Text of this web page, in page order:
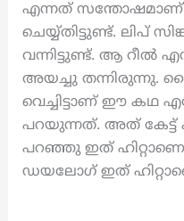
എന്നത് സന്തോഷമാണ്.
ചെയ്യ്‌തിട്ടുണ്ട്. ലിപ്
വന്നിട്ടുണ്ട്. ആ
അയച്ചു തന്നിരുന്നു.
വെച്ചിട്ടാണ് ഈ കഥ
പറയുന്നത്. അത്
പറഞ്ഞു ഇത്
ഡയലോഗ് ഇത്